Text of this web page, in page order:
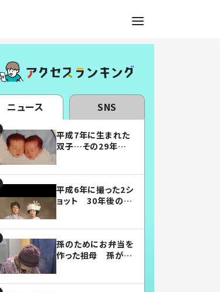
ニュース SNS
平成7年に生まれた
双子…その29年後
平成6年に撮った2シ
ョット 30年後の姿
孫のためにお弁当を
作った祖母 孫が絶